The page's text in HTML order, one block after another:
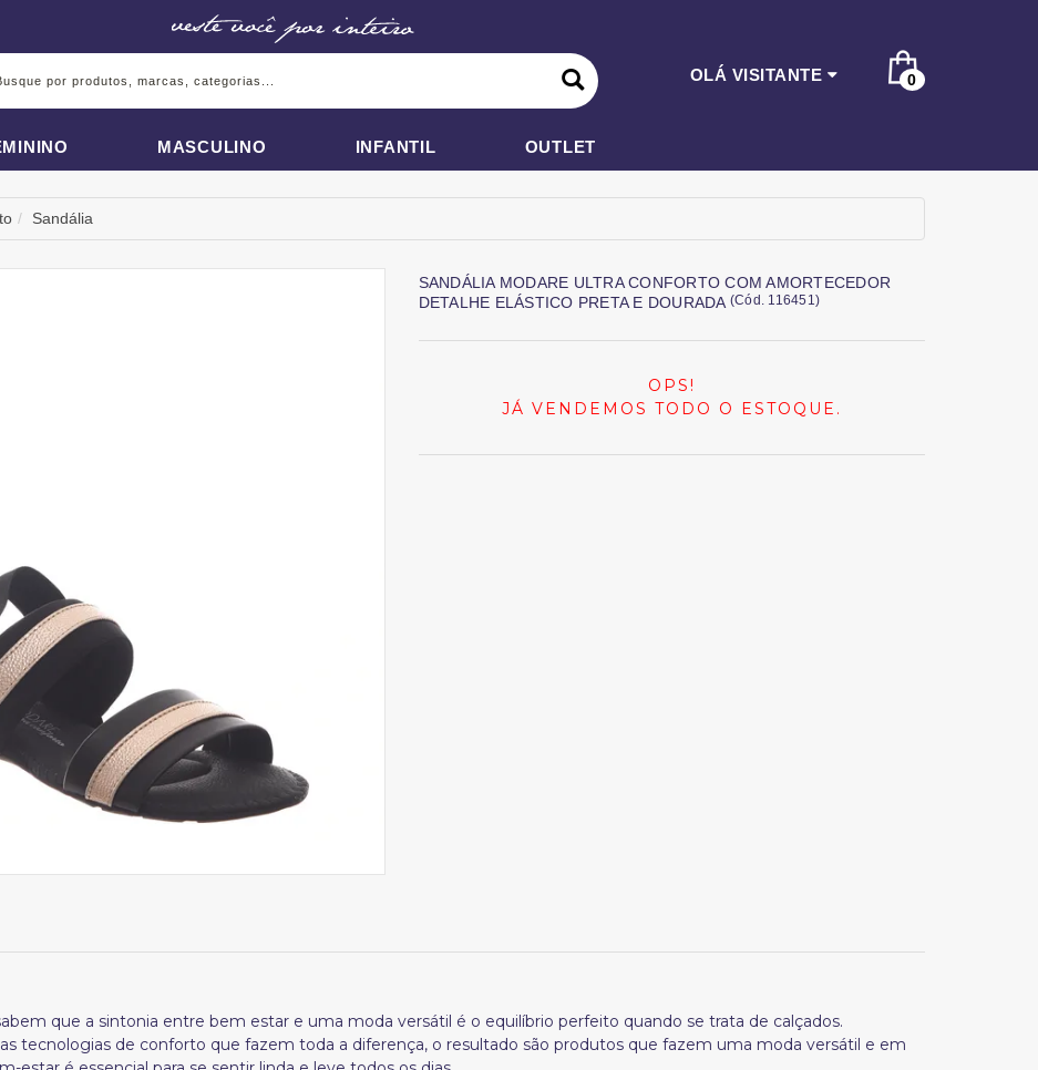
OLÁ VISITANTE 0
MASCULINO INFANTIL OUTLET
Sandália
SANDÁLIA MODARE ULTRA CONFORTO COM AMORTECEDOR
DETALHE ELÁSTICO PRETA E DOURADA (Cód. 116451)
OPS!
JÁ VENDEMOS TODO O ESTOQUE.
que a sintonia entre bem estar e uma moda versátil é o equilíbrio perfeito quando se trata de calçados.
tecnologias de conforto que fazem toda a diferença, o resultado são produtos que fazem uma moda versátil e em